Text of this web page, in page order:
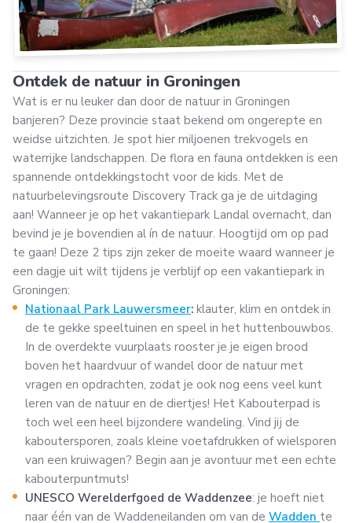
Ontdek de natuur in Groningen
Wat is er nu leuker dan door de natuur in Groningen
banjeren? Deze provincie staat bekend om ongerepte en
weidse uitzichten. Je spot hier miljoenen trekvogels en
waterrijke landschappen. De flora en fauna ontdekken is een
spannende ontdekkingstocht voor de kids. Met de
natuurbelevingsroute Discovery Track ga je de uitdaging
aan! Wanneer je op het vakantiepark Landal overnacht, dan
bevind je je bovendien al ín de natuur. Hoogtijd om op pad
te gaan! Deze 2 tips zijn zeker de moeite waard wanneer je
een dagje uit wilt tijdens je verblijf op een vakantiepark in
Groningen:
Nationaal Park Lauwersmeer: klauter, klim en ontdek in
de te gekke speeltuinen en speel in het huttenbouwbos.
In de overdekte vuurplaats rooster je je eigen brood
boven het haardvuur of wandel door de natuur met
vragen en opdrachten, zodat je ook nog eens veel kunt
leren van de natuur en de diertjes! Het Kabouterpad is
toch wel een heel bijzondere wandeling. Vind jij de
kaboutersporen, zoals kleine voetafdrukken of wielsporen
van een kruiwagen? Begin aan je avontuur met een echte
kabouterpuntmuts!
UNESCO Werelderfgoed de Waddenzee: je hoeft niet
naar één van de Waddeneilanden om van de Wadden te